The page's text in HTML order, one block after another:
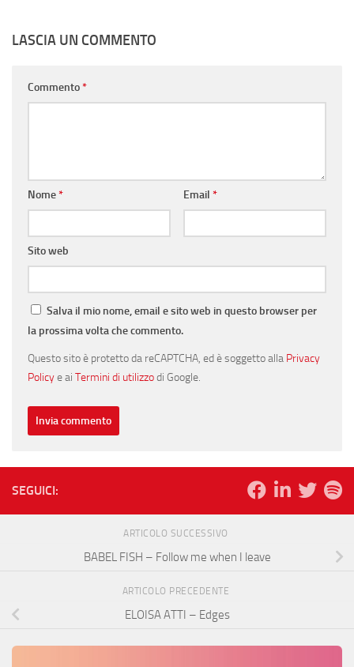
LASCIA UN COMMENTO
Commento*
Nome* Email *
Sito web
Salva il mio nome, email e sito web in questo browser per
la prossima volta che commento.
Questo sito è protetto da reCAPTCHA, ed è soggetto alla Privacy
Policye ai Termini di utilizzodi Google.
SEGUICI:
ARTICOLO SUCCESSIVO
BABEL FISH – Follow me when I leave
ARTICOLO PRECEDENTE
ELOISA ATTI – Edges